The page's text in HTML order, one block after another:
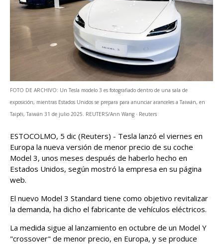
FOTO DE ARCHIVO: Un Tesla modelo 3 es fotografiado dentro de una sala de
exposición, mientras Estados Unidos se prepara para anunciar aranceles a Taiwán, en
Taipéi, Taiwán 31 de julio 2025. REUTERS/Ann Wang · Reuters
ESTOCOLMO, 5 dic (Reuters) - Tesla lanzó el viernes en
Europa la nueva versión de menor ​precio de su coche
Model 3, ‌unos meses después de haberlo hecho en
Estados Unidos, según ‌mostró la empresa en su página
web.
El nuevo Model 3 Standard tiene como objetivo revitalizar
la demanda, ha dicho el fabricante de vehículos eléctricos.
La ⁠medida sigue al ‌lanzamiento en octubre de un Model Y
"crossover" de menor precio, en Europa, ‍y se produce